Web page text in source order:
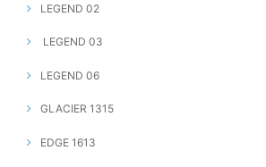
LEGEND 02
LEGEND 03
LEGEND 06
GLACIER 1315
EDGE 1613